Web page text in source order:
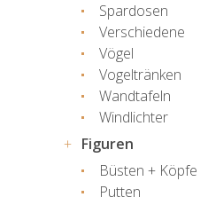
Spardosen
Verschiedene
Vögel
Vogeltränken
Wandtafeln
Windlichter
Figuren
Büsten + Köpfe
Putten